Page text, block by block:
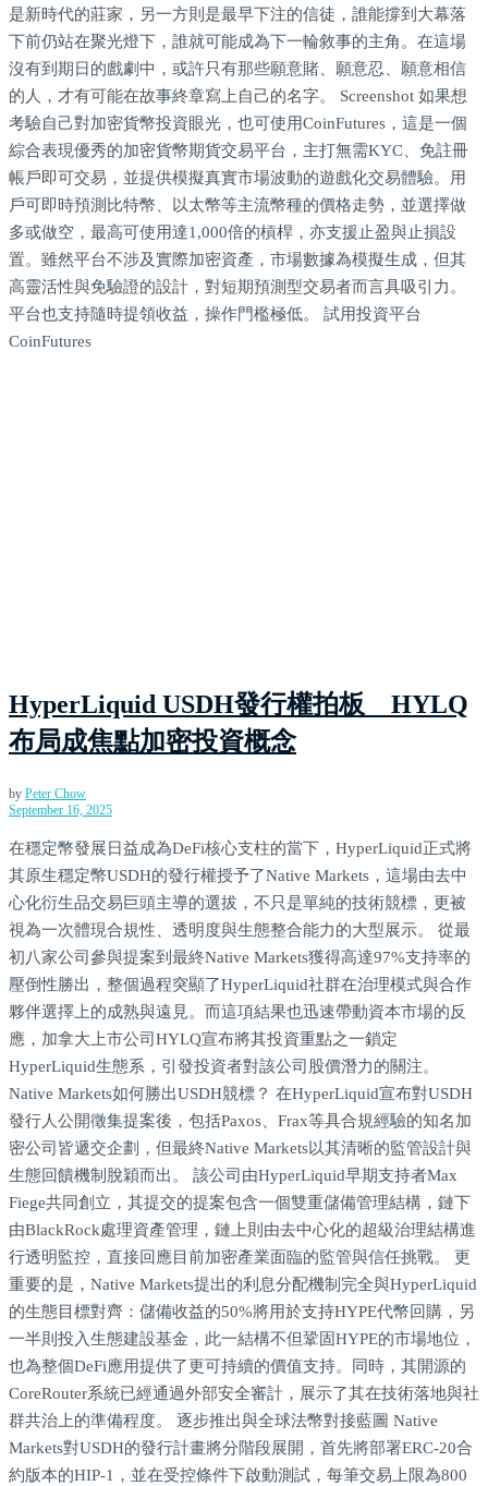
是新時代的莊家，另一方則是最早下注的信徒，誰能撐到大幕落
下前仍站在聚光燈下，誰就可能成為下一輪敘事的主角。在這場
沒有到期日的戲劇中，或許只有那些願意賭、願意忍、願意相信
的人，才有可能在故事終章寫上自己的名字。 Screenshot 如果想
考驗自己對加密貨幣投資眼光，也可使用CoinFutures，這是一個
綜合表現優秀的加密貨幣期貨交易平台，主打無需KYC、免註冊
帳戶即可交易，並提供模擬真實市場波動的遊戲化交易體驗。用
戶可即時預測比特幣、以太幣等主流幣種的價格走勢，並選擇做
多或做空，最高可使用達1,000倍的槓桿，亦支援止盈與止損設
置。雖然平台不涉及實際加密資產，市場數據為模擬生成，但其
高靈活性與免驗證的設計，對短期預測型交易者而言具吸引力。
平台也支持隨時提領收益，操作門檻極低。 試用投資平台
CoinFutures
HyperLiquid USDH發行權拍板 HYLQ
布局成焦點加密投資概念
by Peter Chow
September 16, 2025
在穩定幣發展日益成為DeFi核心支柱的當下，HyperLiquid正式將
其原生穩定幣USDH的發行權授予了Native Markets，這場由去中
心化衍生品交易巨頭主導的選拔，不只是單純的技術競標，更被
視為一次體現合規性、透明度與生態整合能力的大型展示。 從最
初八家公司參與提案到最終Native Markets獲得高達97%支持率的
壓倒性勝出，整個過程突顯了HyperLiquid社群在治理模式與合作
夥伴選擇上的成熟與遠見。而這項結果也迅速帶動資本市場的反
應，加拿大上市公司HYLQ宣布將其投資重點之一鎖定
HyperLiquid生態系，引發投資者對該公司股價潛力的關注。
Native Markets如何勝出USDH競標？ 在HyperLiquid宣布對USDH
發行人公開徵集提案後，包括Paxos、Frax等具合規經驗的知名加
密公司皆遞交企劃，但最終Native Markets以其清晰的監管設計與
生態回饋機制脫穎而出。 該公司由HyperLiquid早期支持者Max
Fiege共同創立，其提交的提案包含一個雙重儲備管理結構，鏈下
由BlackRock處理資產管理，鏈上則由去中心化的超級治理結構進
行透明監控，直接回應目前加密產業面臨的監管與信任挑戰。 更
重要的是，Native Markets提出的利息分配機制完全與HyperLiquid
的生態目標對齊：儲備收益的50%將用於支持HYPE代幣回購，另
一半則投入生態建設基金，此一結構不但鞏固HYPE的市場地位，
也為整個DeFi應用提供了更可持續的價值支持。同時，其開源的
CoreRouter系統已經通過外部安全審計，展示了其在技術落地與社
群共治上的準備程度。 逐步推出與全球法幣對接藍圖 Native
Markets對USDH的發行計畫將分階段展開，首先將部署ERC-20合
約版本的HIP-1，並在受控條件下啟動測試，每筆交易上限為800